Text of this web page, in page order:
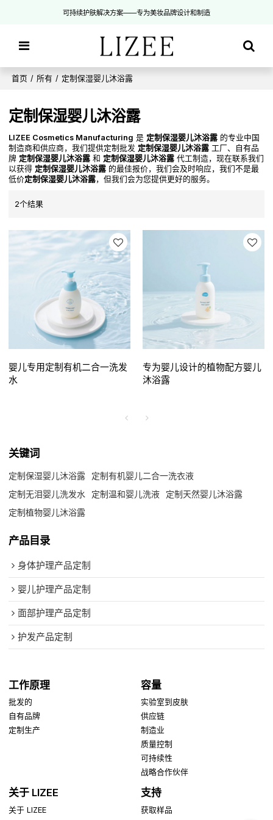
可持续护肤解决方案——专为美妆品牌设计和制造
首页 / 所有 / 定制保湿婴儿沐浴露
定制保湿婴儿沐浴露
LIZEE Cosmetics Manufacturing 是 定制保湿婴儿沐浴露 的专业中国
制造商和供应商，我们提供定制批发 定制保湿婴儿沐浴露 工厂、自有品
牌 定制保湿婴儿沐浴露 和 定制保湿婴儿沐浴露 代工制造，现在联系我们
以获得 定制保湿婴儿沐浴露 的最佳报价，我们会及时响应，我们不是最
低价定制保湿婴儿沐浴露，但我们会为您提供更好的服务。
2个结果
婴儿专用定制有机二合一洗发
水
专为婴儿设计的植物配方婴儿
沐浴露
关键词
定制保湿婴儿沐浴露
定制有机婴儿二合一洗衣液
定制无泪婴儿洗发水
定制温和婴儿洗液
定制天然婴儿沐浴露
定制植物婴儿沐浴露
产品目录
身体护理产品定制
婴儿护理产品定制
面部护理产品定制
护发产品定制
工作原理
批发的
自有品牌
定制生产
容量
实验室到皮肤
供应链
制造业
质量控制
可持续性
战略合作伙伴
关于 LIZEE
关于 LIZEE
支持
获取样品